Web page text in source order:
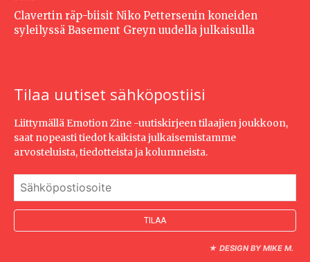
Clavertin räp-biisit Niko Pettersenin koneiden
syleilyssä Basement Greyn uudella julkaisulla
Tilaa uutiset sähköpostiisi
Liittymällä Emotion Zine -uutiskirjeen tilaajien joukkoon,
saat nopeasti tiedot kaikista julkaisemistamme
arvosteluista, tiedotteista ja kolumneista.
★ DESIGN BY MIKE M.